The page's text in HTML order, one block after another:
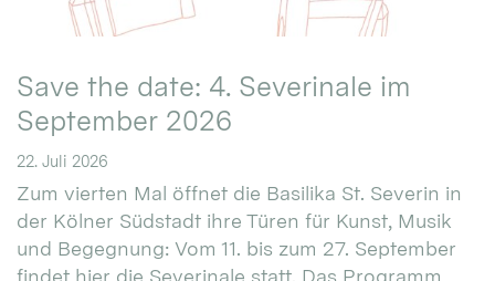
Save the date: 4. Severinale im
September 2026
22. Juli 2026
Zum vierten Mal öffnet die Basilika St. Severin in
der Kölner Südstadt ihre Türen für Kunst, Musik
und Begegnung: Vom 11. bis zum 27. September
findet hier die Severinale statt. Das Programm